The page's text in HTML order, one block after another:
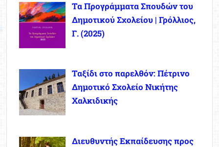
Τα Προγράμματα Σπουδών του
Δημοτικού Σχολείου | Γρόλλιος,
Γ. (2025)
Ταξίδι στο παρελθόν: Πέτρινο
Δημοτικό Σχολείο Νικήτης
Χαλκιδικής
Διευθυντής Εκπαίδευσης προς